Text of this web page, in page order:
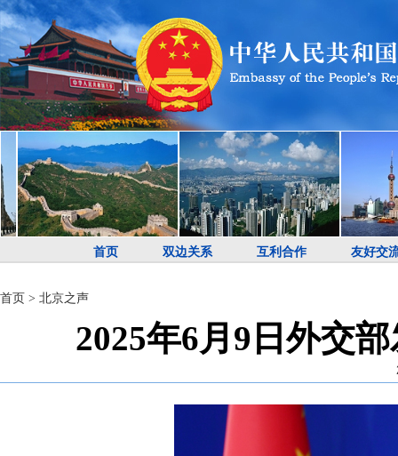
首页 双边关系 互利合作 友好交
首页 > 北京之声
2025年6月9日外交